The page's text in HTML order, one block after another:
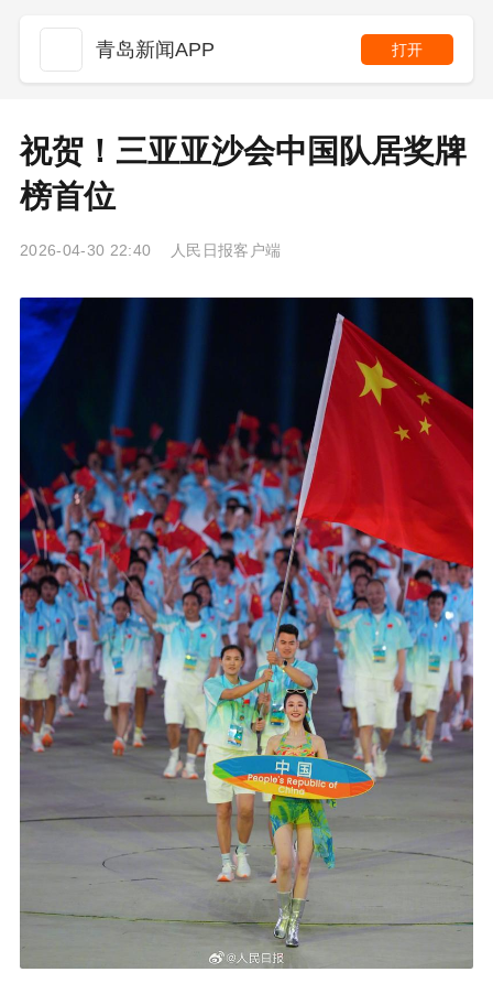
青岛新闻APP 打开
祝贺！三亚亚沙会中国队居奖牌
榜首位
2026-04-30 22:40 人民日报客户端